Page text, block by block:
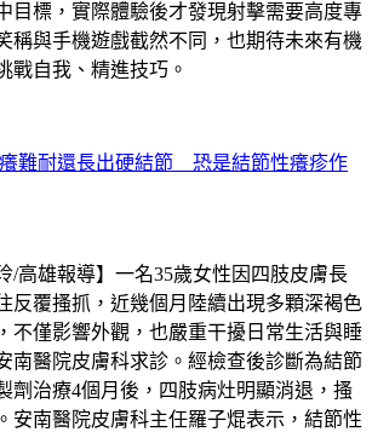
目標，實際體驗後才發現射擊需要高度專
稱與手機遊戲截然不同，也期待未來有機
戰自我、精進技巧。
癢難耐還長出硬結節 恐是結節性癢疹作
/高雄報導】一名35歲女性因四肢皮膚長
反覆搔抓，近幾個月陸續出現多顆深褐色
不僅影響外觀，也嚴重干擾日常生活與睡
南醫院皮膚科求診。經檢查後診斷為結節
劑治療4個月後，四肢病灶明顯消退，搔
安南醫院皮膚科主任羅子焜表示，結節性